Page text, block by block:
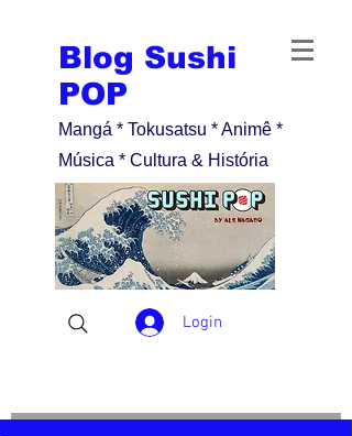
Blog Sushi
POP
Mangá * Tokusatsu * Animê *
Música * Cultura & História
Login